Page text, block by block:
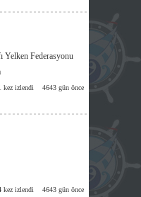
Yelken Federasyonu
kez izlendi 4643 gün önce
kez izlendi 4643 gün önce